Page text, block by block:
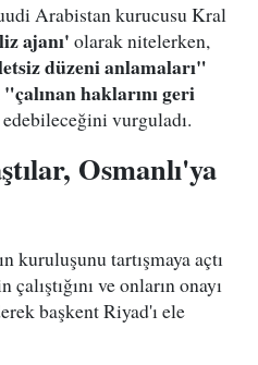
Arabistan kurucusu Kral
ajanı' olarak nitelerken,
düzeni anlamaları"
"çalınan haklarını geri
vurguladı.
Osmanlı'ya
kuruluşunu tartışmaya açtı
ve onların onayı
başkent Riyad'ı ele